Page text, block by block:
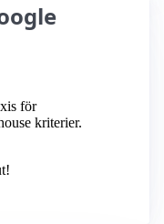
för
kriterier.